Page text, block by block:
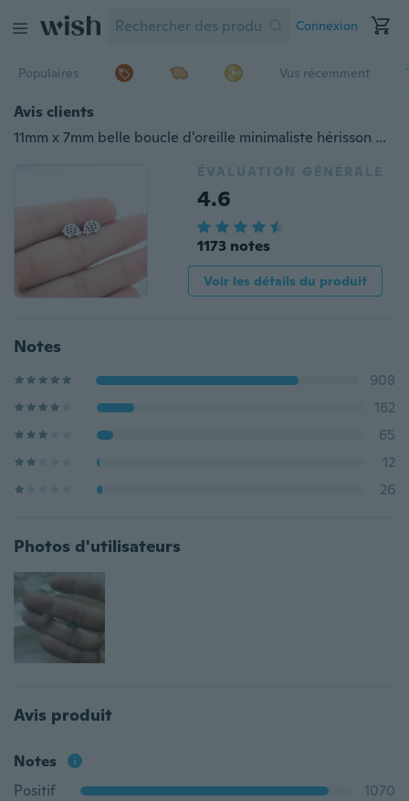
Connexion
Populaires Vus récemment
Avis clients
11mm x 7mm belle boucle d'oreille minimaliste hérisson petit animal boucles d'oreilles pour femmes filles bijoux cadeaux
ÉVALUATION GÉNÉRALE
4.6
1173 notes
Voir les détails du produit
Notes
908
162
65
12
26
Photos d'utilisateurs
Avis produit
Notes
Positif
1070